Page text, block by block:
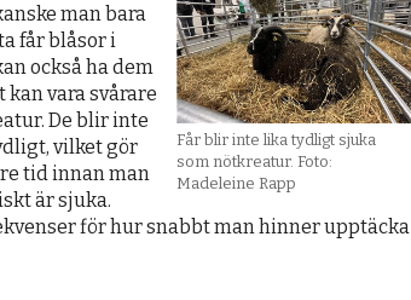
Får blir inte lika tydligt sjuka
som nötkreatur. Foto:
Madeleine Rapp
man bara
får blåsor i
också ha dem
kan vara svårare
De blir inte
vilket gör
tid innan man
är sjuka.
för hur snabbt man hinner upptäcka